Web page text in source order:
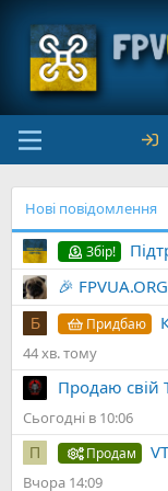
Нові повідомлення
Збір!
🎉
Б Придбаю
44 хв. тому
Продаю свій
Сьогодні в 10:06
П Продам
Вчора 14:09